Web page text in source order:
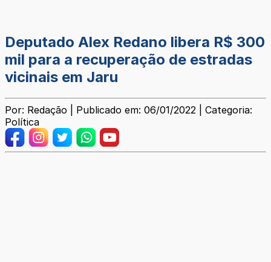
Deputado Alex Redano libera R$ 300
mil para a recuperação de estradas
vicinais em Jaru
Por: Redação | Publicado em: 06/01/2022 | Categoria:
Política